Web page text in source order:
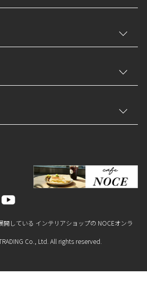
開している インテリアショップの NOCEオンラ
Co., Ltd. All rights reserved.